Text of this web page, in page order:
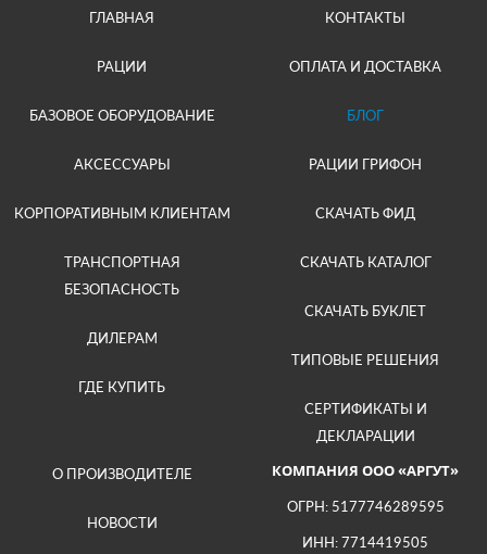
ГЛАВНАЯ
РАЦИИ
БАЗОВОЕ ОБОРУДОВАНИЕ
АКСЕССУАРЫ
КОРПОРАТИВНЫМ КЛИЕНТАМ
ТРАНСПОРТНАЯ
БЕЗОПАСНОСТЬ
ДИЛЕРАМ
ГДЕ КУПИТЬ
КОНТАКТЫ
ОПЛАТА И ДОСТАВКА
БЛОГ
РАЦИИ ГРИФОН
СКАЧАТЬ ФИД
СКАЧАТЬ КАТАЛОГ
СКАЧАТЬ БУКЛЕТ
ТИПОВЫЕ РЕШЕНИЯ
СЕРТИФИКАТЫ И
ДЕКЛАРАЦИИ
О ПРОИЗВОДИТЕЛЕ
НОВОСТИ
КОМПАНИЯ ООО «АРГУТ»
ОГРН: 5177746289595
ИНН: 7714419505